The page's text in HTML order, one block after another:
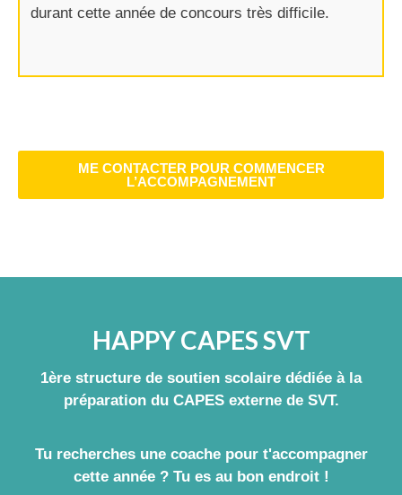
durant cette année de concours très difficile. ​
ME CONTACTER POUR COMMENCER
L’ACCOMPAGNEMENT
HAPPY CAPES SVT
1ère structure de soutien scolaire dédiée à la
préparation du CAPES externe de SVT.
Tu recherches une coache pour t'accompagner
cette année ? Tu es au bon endroit !